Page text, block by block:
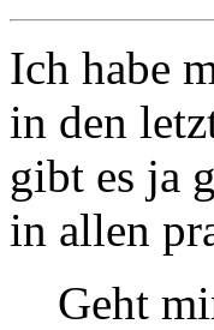
Ich habe
in den
gibt es ja
in allen
Geht